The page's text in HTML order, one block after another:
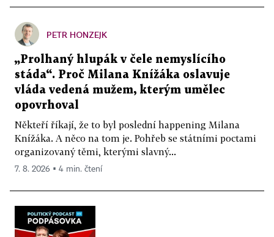
PETR HONZEJK
„Prolhaný hlupák v čele nemyslícího
stáda“. Proč Milana Knížáka oslavuje
vláda vedená mužem, kterým umělec
opovrhoval
Někteří říkají, že to byl poslední happening Milana
Knížáka. A něco na tom je. Pohřeb se státními poctami
organizovaný těmi, kterými slavný...
7. 8. 2026 ▪ 4 min. čtení